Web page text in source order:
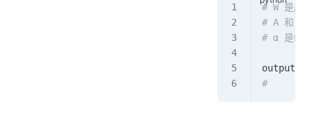
# W 是原
# A 和 B
# α 是缩
output
#